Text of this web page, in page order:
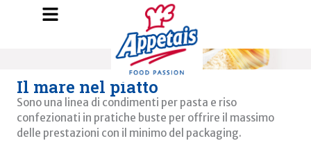
Il mare nel piatto
Sono una linea di condimenti per pasta e riso
confezionati in pratiche buste per offrire il massimo
delle prestazioni con il minimo del packaging.